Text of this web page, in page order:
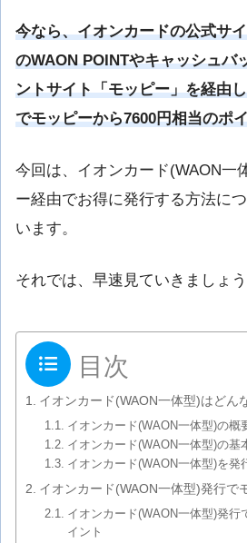
今なら、イオンカードの公式サ
のWAON POINTやキャッシュバ
ントサイト「モッピー」を経由
でモッピーから7600円相当のポ
今回は、イオンカード(WAON一
ー経由でお得に発行する方法に
います。
それでは、早速見ていきましょう
目次
イオンカード(WAON一体型)はどん
イオンカード(WAON一体型)の概
イオンカード(WAON一体型)の基
イオンカード(WAON一体型)を発
イオンカード(WAON一体型)発行で
イオンカード(WAON一体型)発行
イント